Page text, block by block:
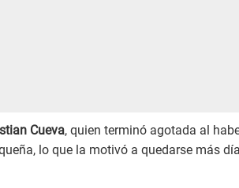
Cueva, quien terminó agotada al
lo que la motivó a quedarse más